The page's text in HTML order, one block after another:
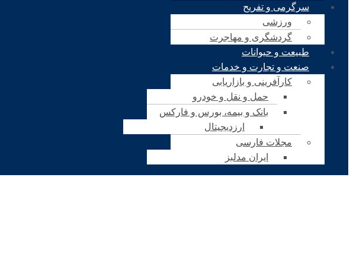
سرگرمی و تفریح
ورزشی
گردشگری و مهاجرت
طبیعت و حیوانات
صنعت و تجارت و خدمات
کارآفرینی و بازاریابی
حمل و نقل و خودرو
بانک و بیمه، بورس و فارکس
ارزدیجیتال
مجلات فارسی
ایران مدلبز